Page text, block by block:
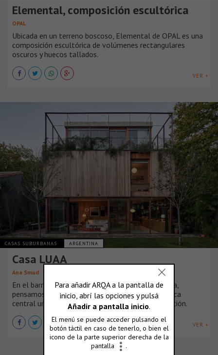
Elemental, composición escultórica
OPAL
Ubicada en un terreno boscoso, Elemental de OPAL es una
composición escultórica de volúmenes rectangulares
oscuros y huecos tallados.
VER +
CASAS SUBURBANAS ARGENTINA
Casa LUAA
Ana Smud
En el barrio residencial de Vicente Lopez, Argentina,
pensamos una casa que tuviera como característica
central un vínculo fluido con el jardín y su vegetación.
VER +